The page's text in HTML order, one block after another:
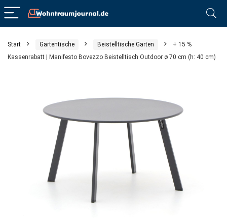
Start Gartentische Beistelltische Garten
+ 15 %
Kassenrabatt | Manifesto Bovezzo Beistelltisch Outdoor ø 70 cm (h: 40 cm)